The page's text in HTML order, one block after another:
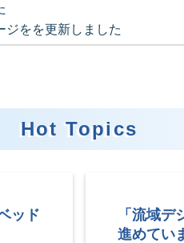
ジをを更新しました
Hot Topics
ッド
「流域
進めてい